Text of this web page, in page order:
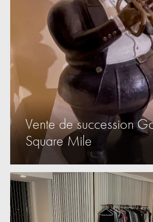
Vente de succession
Square Mile